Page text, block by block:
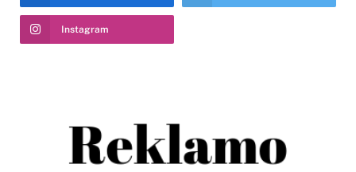
Instagram